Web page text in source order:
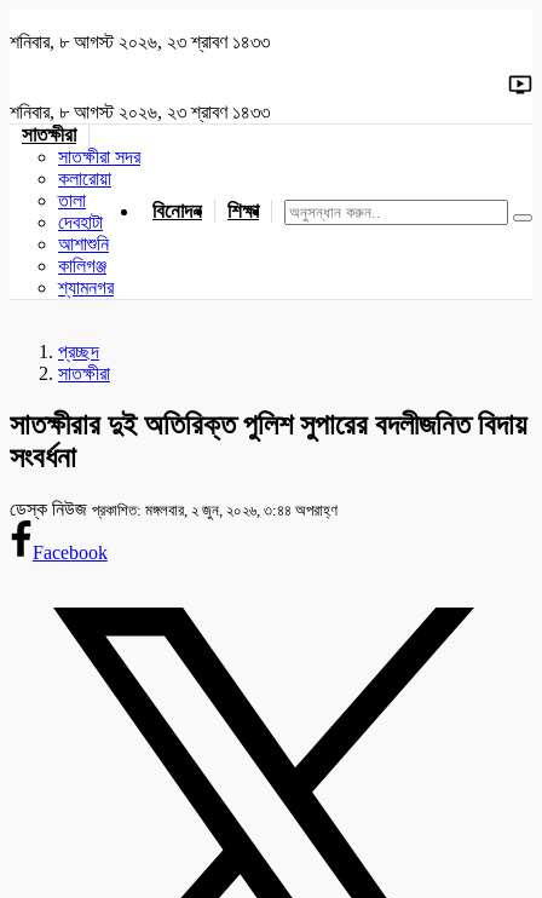
শনিবার, ৮ আগস্ট ২০২৬, ২৩ শ্রাবণ ১৪৩৩
শনিবার, ৮ আগস্ট ২০২৬, ২৩ শ্রাবণ ১৪৩৩
সাতক্ষীরা
সাতক্ষীরা সদর
কলারোয়া
তালা
দেবহাটা
আশাশুনি
কালিগঞ্জ
শ্যামনগর
বিনোদন শিক্ষা খেলাধুলা জাতীয় যশোর
প্রচ্ছদ
সাতক্ষীরা
সাতক্ষীরার দুই অতিরিক্ত পুলিশ সুপারের বদলীজনিত বিদায়
সংবর্ধনা
ডেস্ক নিউজ প্রকাশিত: মঙ্গলবার, ২ জুন, ২০২৬, ৩:৪৪ অপরাহ্ণ
Facebook